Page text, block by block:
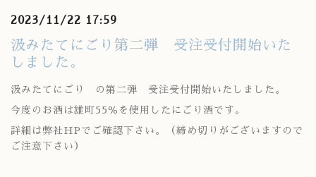
2023/11/22 17:59
汲みたてにごり第二弾 受注受付開始いた
しました。
汲みたてにごり の第二弾 受注受付開始いたしました。
今度のお酒は雄町55％を使用したにごり酒です。
詳細は弊社HPでご確認下さい。（締め切りがございますので
ご注意下さい）